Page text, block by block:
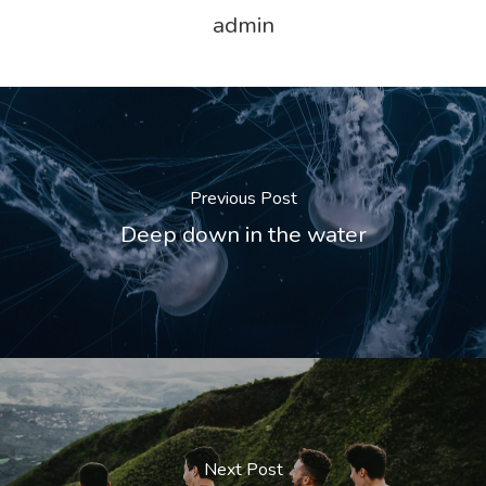
admin
Previous Post
Deep down in the water
Next Post